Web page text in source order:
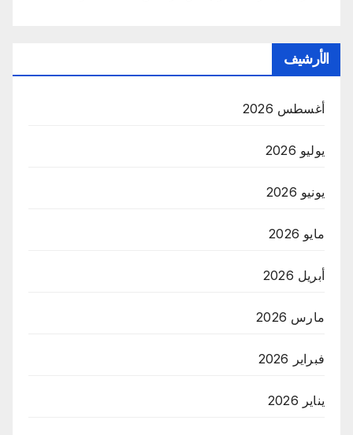
الأرشيف
أغسطس 2026
يوليو 2026
يونيو 2026
مايو 2026
أبريل 2026
مارس 2026
فبراير 2026
يناير 2026